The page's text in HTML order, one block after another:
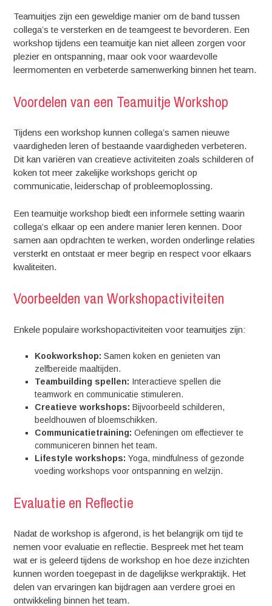
Teamuitjes zijn een geweldige manier om de band tussen
collega’s te versterken en de teamgeest te bevorderen. Een
workshop tijdens een teamuitje kan niet alleen zorgen voor
plezier en ontspanning, maar ook voor waardevolle
leermomenten en verbeterde samenwerking binnen het team.
Voordelen van een Teamuitje Workshop
Tijdens een workshop kunnen collega’s samen nieuwe
vaardigheden leren of bestaande vaardigheden verbeteren.
Dit kan variëren van creatieve activiteiten zoals schilderen of
koken tot meer zakelijke workshops gericht op
communicatie, leiderschap of probleemoplossing.
Een teamuitje workshop biedt een informele setting waarin
collega’s elkaar op een andere manier leren kennen. Door
samen aan opdrachten te werken, worden onderlinge relaties
versterkt en ontstaat er meer begrip en respect voor elkaars
kwaliteiten.
Voorbeelden van Workshopactiviteiten
Enkele populaire workshopactiviteiten voor teamuitjes zijn:
Kookworkshop: Samen koken en genieten van
zelfbereide maaltijden.
Teambuilding spellen: Interactieve spellen die
teamwork en communicatie stimuleren.
Creatieve workshops: Bijvoorbeeld schilderen,
beeldhouwen of bloemschikken.
Communicatietraining: Oefeningen om effectiever te
communiceren binnen het team.
Lifestyle workshops: Yoga, mindfulness of gezonde
voeding workshops voor ontspanning en welzijn.
Evaluatie en Reflectie
Nadat de workshop is afgerond, is het belangrijk om tijd te
nemen voor evaluatie en reflectie. Bespreek met het team
wat er is geleerd tijdens de workshop en hoe deze inzichten
kunnen worden toegepast in de dagelijkse werkpraktijk. Het
delen van ervaringen kan bijdragen aan verdere groei en
ontwikkeling binnen het team.